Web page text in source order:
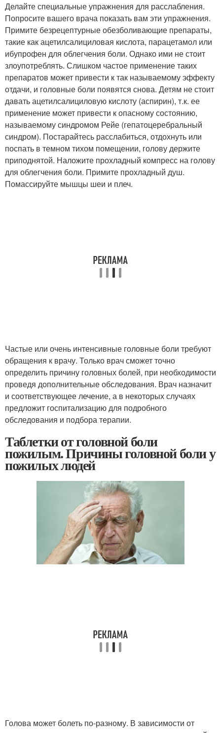
Делайте специальные упражнения для расслабления.
Попросите вашего врача показать вам эти упражнения.
Примите безрецептурные обезболивающие препараты,
такие как ацетилсалициловая кислота, парацетамол или
ибупрофен для облегчения боли. Однако ими не стоит
злоупотреблять. Слишком частое применение таких
препаратов может привести к так называемому эффекту
отдачи, и головные боли появятся снова. Детям не стоит
давать ацетилсалициловую кислоту (аспирин), т.к. ее
применение может привести к опасному состоянию,
называемому синдромом Рейе (гепатоцеребральный
синдром). Постарайтесь расслабиться, отдохнуть или
поспать в темном тихом помещении, голову держите
приподнятой. Наложите прохладный компресс на голову
для облегчения боли. Примите прохладный душ.
Помассируйте мышцы шеи и плеч.
Частые или очень интенсивные головные боли требуют
обращения к врачу. Только врач сможет точно
определить причину головных болей, при необходимости
проведя дополнительные обследования. Врач назначит
и соответствующее лечение, а в некоторых случаях
предложит госпитализацию для подробного
обследования и подбора терапии.
Таблетки от головной боли
пожилым. Причины головной боли у
пожилых людей
Голова может болеть по-разному. В зависимости от